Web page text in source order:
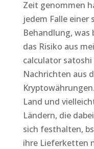
Zeit genommen
jedem Falle einer
Behandlung, was
das Risiko aus
calculator
Nachrichten aus
Land und
Ländern, die
sich festhalten,
ihre Lieferketten